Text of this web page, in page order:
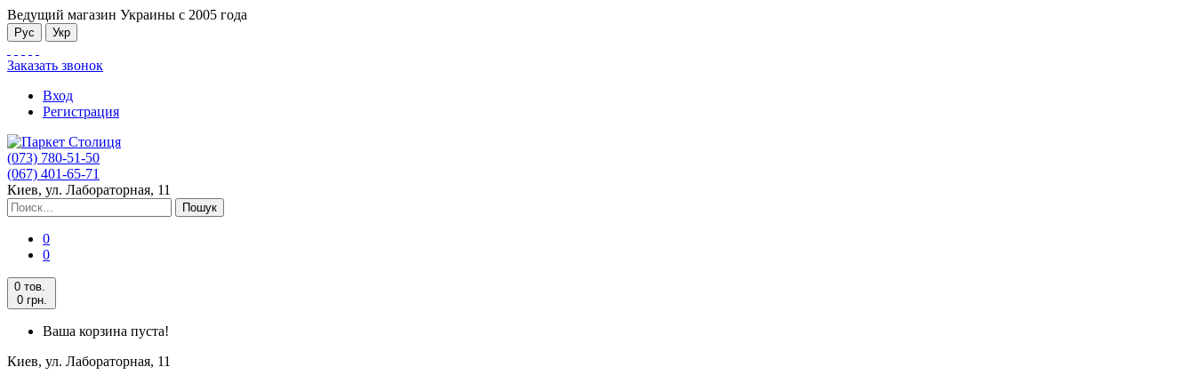
Ведущий магазин Украины с 2005 года
Рус Укр
Заказать звонок
Вход
Регистрация
(073) 780-51-50
(067) 401-65-71
Киев, ул. Лабораторная, 11
Пошук
0
0
0 тов.
0 грн.
Ваша корзина пуста!
Киев, ул. Лабораторная, 11